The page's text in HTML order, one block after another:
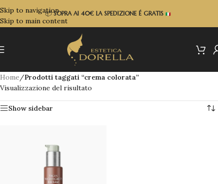
Skip to navigation
Skip to main content
📦 SOPRAAI 40€ LA SPEDIZIONE É GRATIS
Home/Prodotti taggati “crema colorata”
Visualizzazione del risultato
Show sidebar